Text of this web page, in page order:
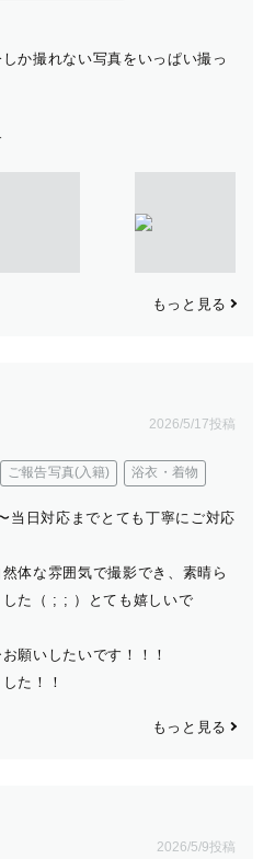
＿＿＿＿＿＿
ば、まずは公式LINEからお問
楽しみにしています✨
か撮れない写真をいっぱい撮っ
もっと見る
2026/5/17投稿
ご報告写真(入籍) 浴衣・着物
当日対応までとても丁寧にご対応
体な雰囲気で撮影でき、素晴ら
た（ ; ; ）とても嬉しいで
願いしたいです！！！
た！！
もっと見る
2026/5/9投稿